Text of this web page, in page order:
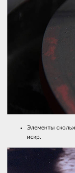
Элементы
искр.